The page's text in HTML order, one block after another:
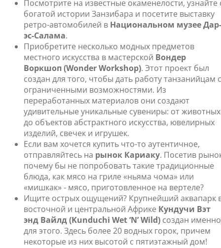
Посмотрите на известные окаменелости, узнайте
богатой истории Занзибара и посетите выставку
ретро-автомобилей в Национальном музее Дар-
эс-Салама.
Приобретите несколько модных предметов
местного искусства в мастерской Вондер
Воркшоп (Wonder Workshop). Этот проект был
создан для того, чтобы дать работу танзанийцам с
ограниченными возможностями. Из
переработанных материалов они создают
удивительные уникальные сувениры: от животных
до объектов абстрактного искусства, ювелирных
изделий, свечек и игрушек.
Если вам хочется купить что-то аутентичное,
отправляйтесь на рынок Кариаку. Посетив
почему бы не попробовать такие традиционные
блюда, как мясо на гриле «ньяма чома» или
«мишкак» - мясо, приготовленное на вертеле?
Ищите острых ощущений? Крупнейший аквапарк
восточной и центральной Африке Кундучи Вэт
энд Вайлд (Kunduchi Wet ‘N’ Wild) создан именно
для этого. Здесь более 20 водных горок, причем
некоторые из них высотой с пятиэтажный дом!